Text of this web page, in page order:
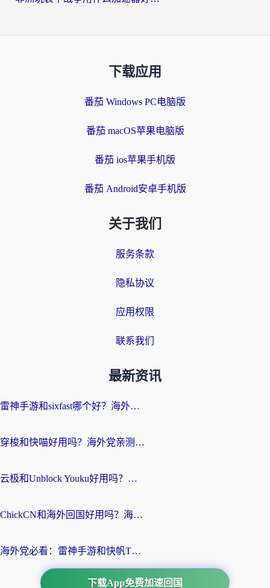
下载应用
番茄 Windows PC电脑版
番茄 macOS苹果电脑版
番茄 ios苹果手机版
番茄 Android安卓手机版
关于我们
服务条款
隐私协议
应用权限
联系我们
最新资讯
雷神手游和sixfast哪个好？海外党亲测3款回国加速器，教你选对不踩坑
穿梭和快喵好用吗？海外党亲测：小众加速器对比+番茄加速器深度体验
云极和Unblock Youku好用吗？海外党亲测+2026回国加速器避坑指南
ChickCN和海外回国好用吗？海外党2026亲测：从手游到影音，选对加速器的3个关键
海外党必看：雷神手游和快帆TV版好用吗？3步选对回国加速器不踩坑
下载App免费加速回国